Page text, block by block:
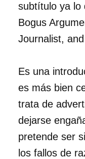
subtítulo ya lo
Bogus
Journalist,
Es una
es más bien
trata de
dejarse
pretende ser
los fallos de